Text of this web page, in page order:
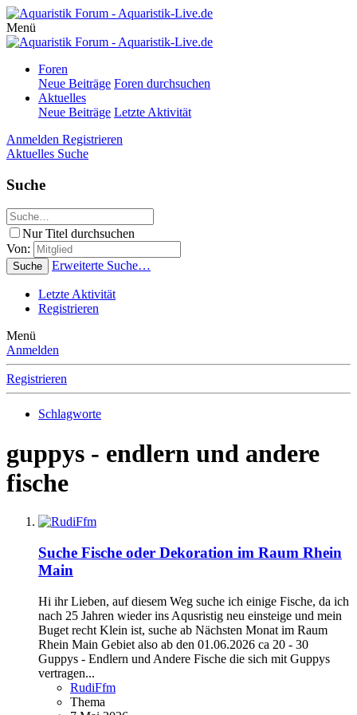
Menü
Foren
Neue Beiträge Foren durchsuchen
Aktuelles
Neue Beiträge Letzte Aktivität
Anmelden Registrieren
Aktuelles Suche
Suche
Nur Titel durchsuchen
Von:
Suche Erweiterte Suche…
Letzte Aktivität
Registrieren
Menü
Anmelden
Registrieren
Schlagworte
guppys - endlern und andere
fische
Suche Fische oder Dekoration im Raum Rhein
Main
Hi ihr Lieben, auf diesem Weg suche ich einige Fische, da ich
nach 25 Jahren wieder ins Aqusristig neu einsteige und mein
Buget recht Klein ist, suche ab Nächsten Monat im Raum
Rhein Main Gebiet also ab den 01.06.2026 ca 20 - 30
Guppys - Endlern und Andere Fische die sich mit Guppys
vertragen...
RudiFfm
Thema